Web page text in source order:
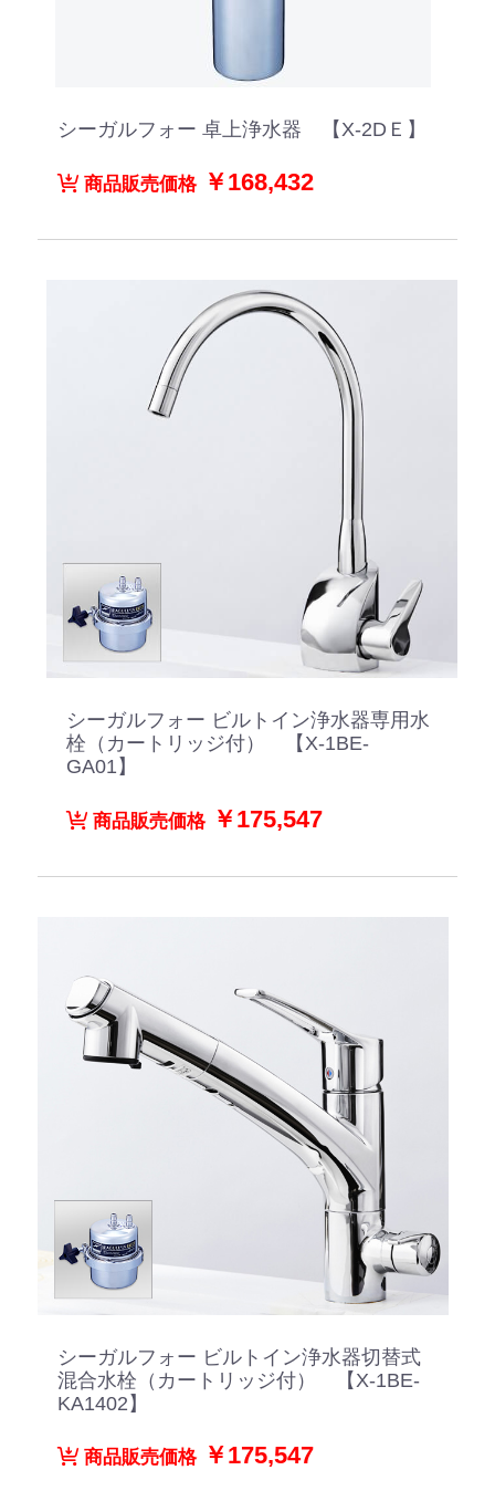
シーガルフォー 卓上浄水器 【X-2DＥ】
商品販売価格￥168,432
シーガルフォー ビルトイン浄水器専用水
栓（カートリッジ付） 【X-1BE-
GA01】
商品販売価格￥175,547
シーガルフォー ビルトイン浄水器切替式
混合水栓（カートリッジ付） 【X-1BE-
KA1402】
商品販売価格￥175,547